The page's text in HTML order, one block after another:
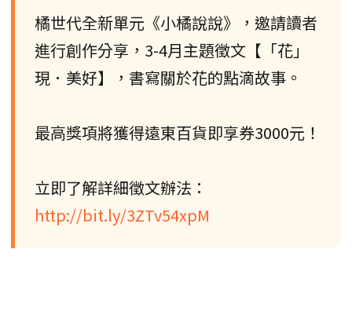
橘世代全新單元《小橘說說》，邀請讀者
進行創作分享，3-4月主題徵文【「花」
現．美好】，書寫關於花的點滴故事。
最高獎項將獲得遠東百貨即享券3000元！
立即了解詳細徵文辦法：
http://bit.ly/3ZTv54xpM